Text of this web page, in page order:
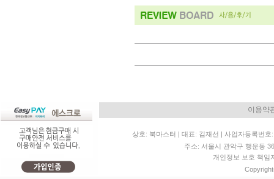
이용약
상호: 북마스터 | 대표: 김재선 | 사업자등록번
주소: 서울시 관악구 행운
개인정보 보호 책임